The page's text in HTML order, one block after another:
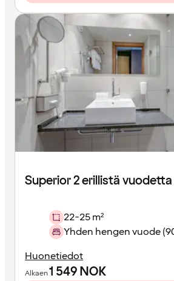
Superior 2 erillistä vuodetta
22-25 m²
Yhden hengen vuode
Huonetiedot
Alkaen1 549NOK